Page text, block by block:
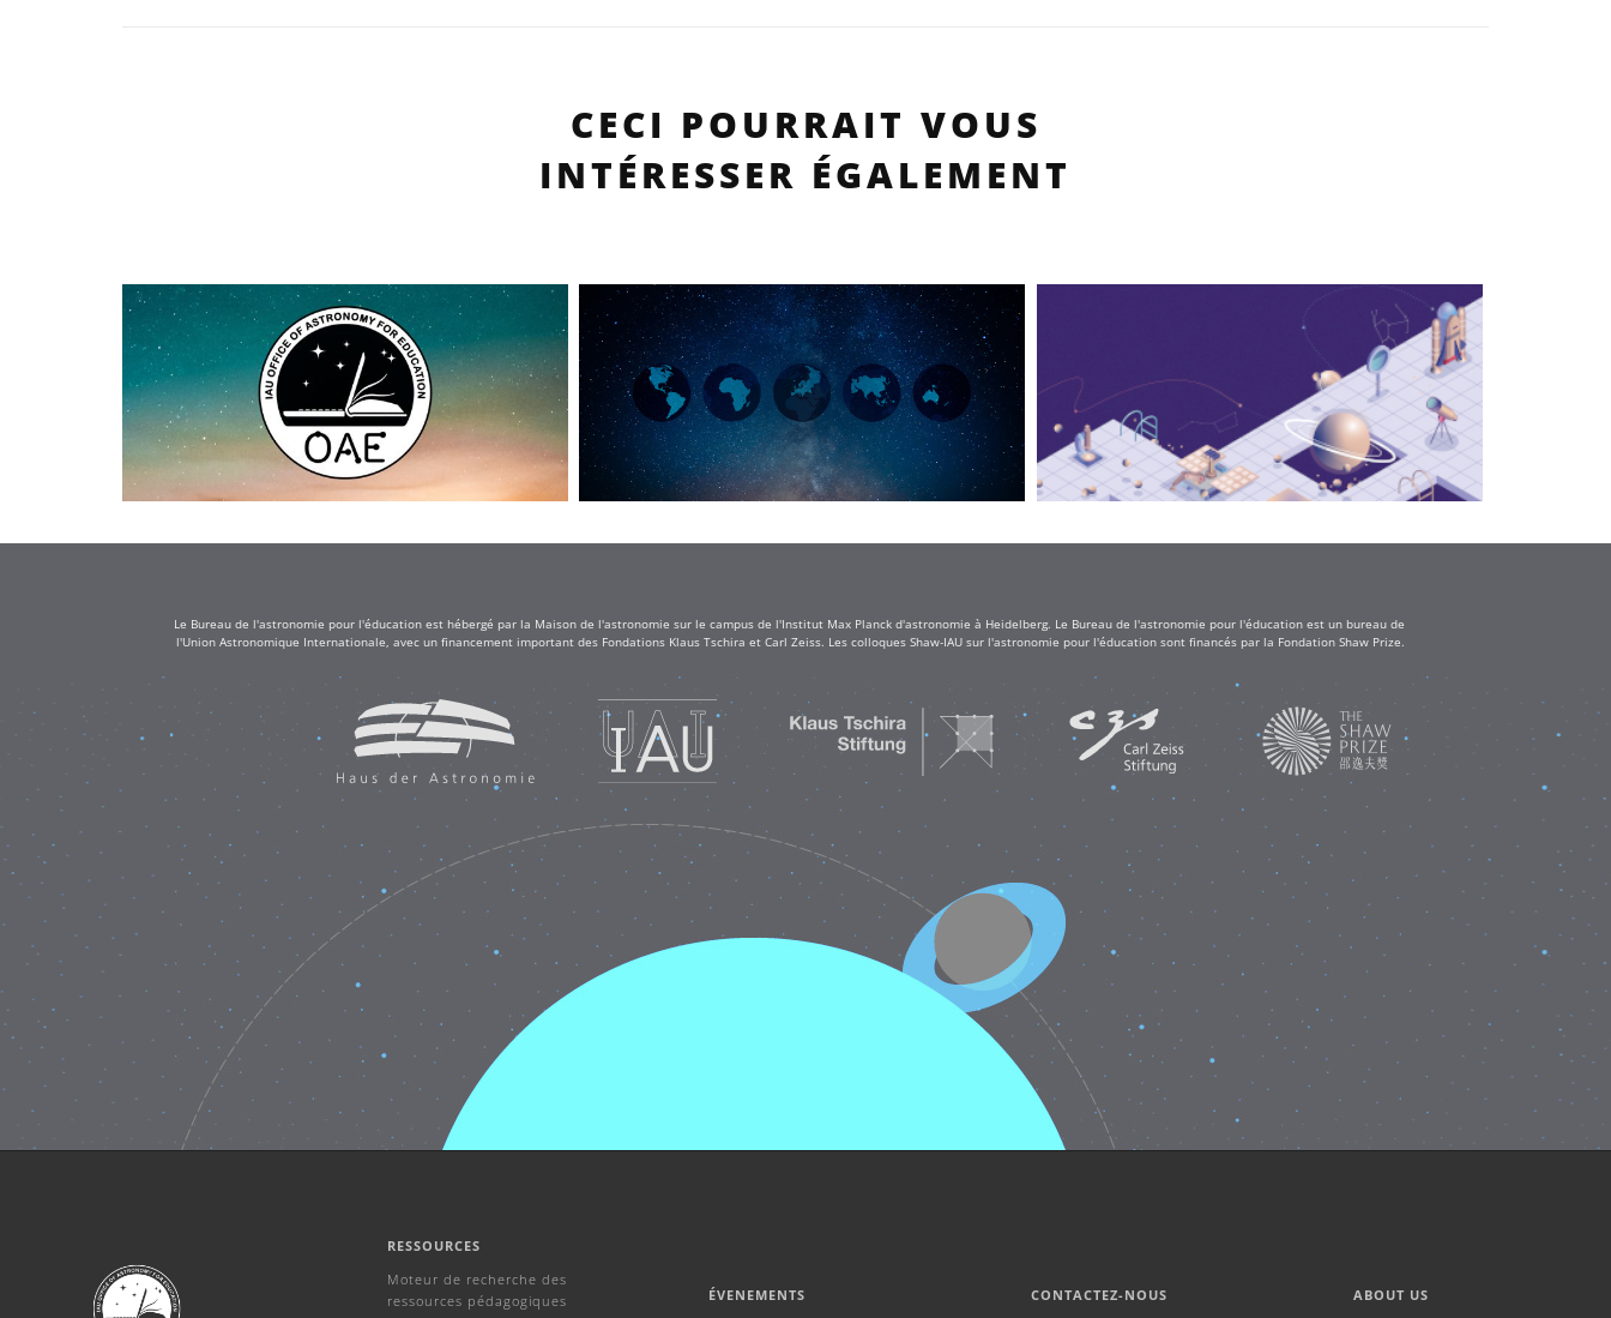
CECI POURRAIT VOUS
INTÉRESSER ÉGALEMENT
Le Bureau de l'astronomie pour l'éducation est hébergé par la Maison de l'astronomie sur le campus de l'Institut Max Planck d'astronomie à Heidelberg. Le Bureau de l'astronomie pour l'éducation est un bureau de
l'Union Astronomique Internationale, avec un financement important des Fondations Klaus Tschira et Carl Zeiss. Les colloques Shaw-IAU sur l'astronomie pour l'éducation sont financés par la Fondation Shaw Prize.
RESSOURCES
Moteur de recherche des
ressources pédagogiques
ÉVENEMENTS CONTACTEZ-NOUS ABOUT US